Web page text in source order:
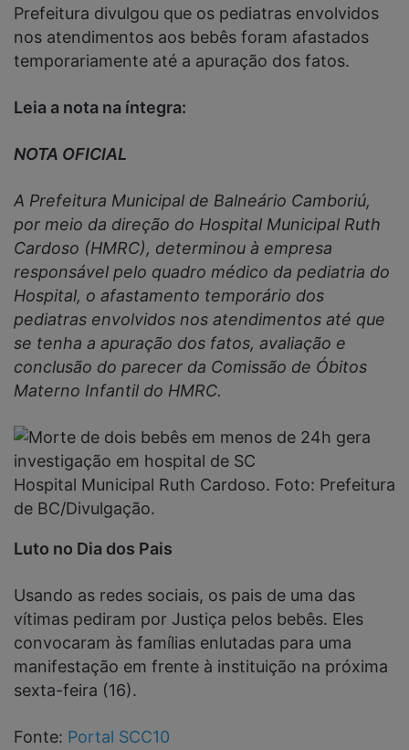
Prefeitura divulgou que os pediatras envolvidos
nos atendimentos aos bebês foram afastados
temporariamente até a apuração dos fatos.
Leia a nota na íntegra:
NOTA OFICIAL
A Prefeitura Municipal de Balneário Camboriú,
por meio da direção do Hospital Municipal Ruth
Cardoso (HMRC), determinou à empresa
responsável pelo quadro médico da pediatria do
Hospital, o afastamento temporário dos
pediatras envolvidos nos atendimentos até que
se tenha a apuração dos fatos, avaliação e
conclusão do parecer da Comissão de Óbitos
Materno Infantil do HMRC.
Hospital Municipal Ruth Cardoso. Foto: Prefeitura
de BC/Divulgação.
Luto no Dia dos Pais
Usando as redes sociais, os pais de uma das
vítimas pediram por Justiça pelos bebês. Eles
convocaram às famílias enlutadas para uma
manifestação em frente à instituição na próxima
sexta-feira (16).
Fonte: Portal SCC10